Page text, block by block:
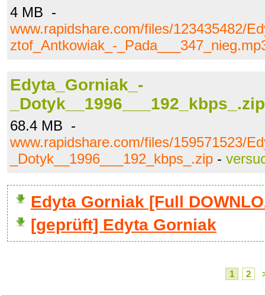
4 MB -
www.rapidshare.com/files/123435482/
ztof_Antkowiak_-
Edyta_Gorniak_-
_Dotyk__1996___192_kbps_.zip
68.4 MB -
www.rapidshare.com/files/159571523/
_Dotyk__1996___192_kbps_.zip -
Edyta Gorniak [Full
[geprüft] Edyta Gorniak
1 2